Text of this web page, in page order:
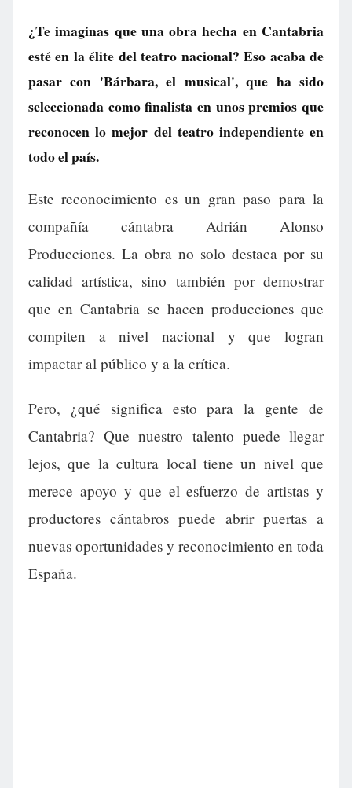
¿Te imaginas que una obra hecha en Cantabria
esté en la élite del teatro nacional? Eso acaba de
pasar con 'Bárbara, el musical', que ha sido
seleccionada como finalista en unos premios que
reconocen lo mejor del teatro independiente en
todo el país.
Este reconocimiento es un gran paso para la
compañía cántabra Adrián Alonso
Producciones. La obra no solo destaca por su
calidad artística, sino también por demostrar
que en Cantabria se hacen producciones que
compiten a nivel nacional y que logran
impactar al público y a la crítica.
Pero, ¿qué significa esto para la gente de
Cantabria? Que nuestro talento puede llegar
lejos, que la cultura local tiene un nivel que
merece apoyo y que el esfuerzo de artistas y
productores cántabros puede abrir puertas a
nuevas oportunidades y reconocimiento en toda
España.